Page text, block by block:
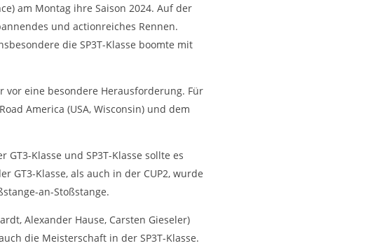
am Montag ihre Saison 2024. Auf der
und actionreiches Rennen.
die SP3T-Klasse boomte mit
vor eine besondere Herausforderung. Für
America (USA, Wisconsin) und dem
Klasse und SP3T-Klasse sollte es
GT3-Klasse, als auch in der CUP2, wurde
an-Stoßstange.
Alexander Hause, Carsten Gieseler)
die Meisterschaft in der SP3T-Klasse.